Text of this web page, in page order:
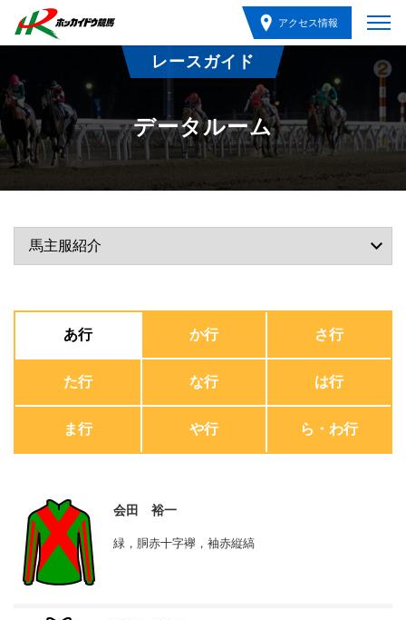
アクセス情報
レースガイド
データルーム
あ行 か行 さ行
た行 な行 は行
ま行 や行 ら・わ行
会田 裕一
緑，胴赤十字襷，袖赤縦縞